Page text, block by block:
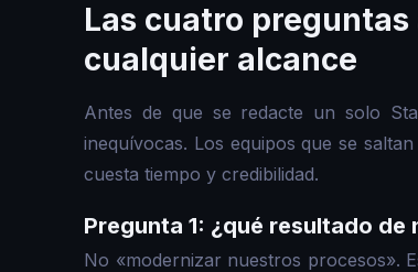
Las cuatro
cualquier alcance
Antes de que se redacte un solo
inequívocas. Los equipos que se
cuesta tiempo y credibilidad.
Pregunta 1: ¿qué resultado
No «modernizar nuestros procesos».